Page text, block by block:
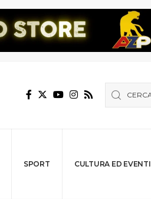
SPORT CULTURA ED EVENTI